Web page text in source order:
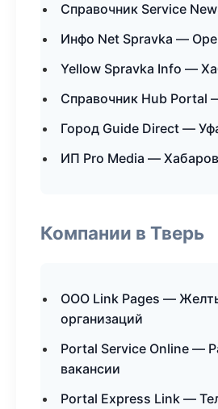
Справочник Service
Инфо Net Spravka —
Yellow Spravka Info —
Справочник Hub Portal
Город Guide Direct —
ИП Pro Media —
Компании в Тверь
ООО Link Pages —
организаций
Portal Service Online —
вакансии
Portal Express Link —